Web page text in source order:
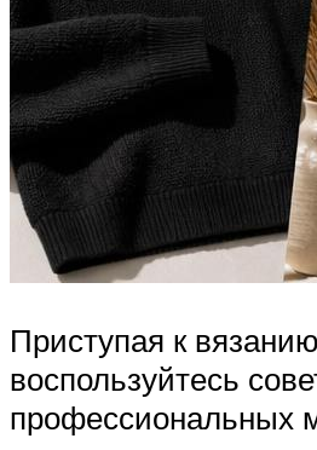
Приступая к
воспользуйтесь
профессиональных